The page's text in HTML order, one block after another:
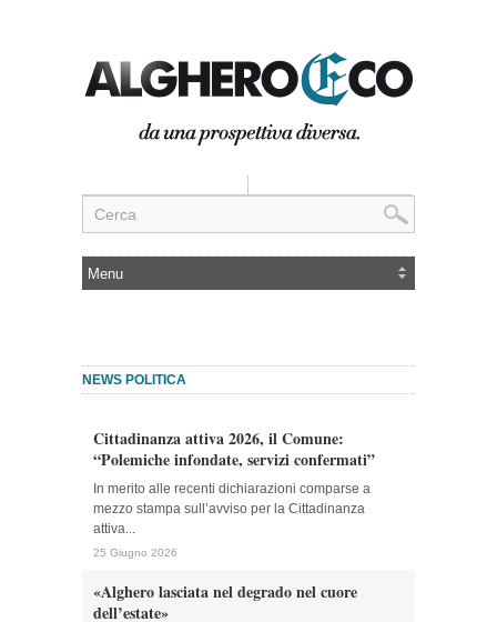
NEWS POLITICA
Cittadinanza attiva 2026, il Comune:
“Polemiche infondate, servizi confermati”
In merito alle recenti dichiarazioni comparse a
mezzo stampa sull’avviso per la Cittadinanza
attiva...
25 Giugno 2026
«Alghero lasciata nel degrado nel cuore
dell’estate»